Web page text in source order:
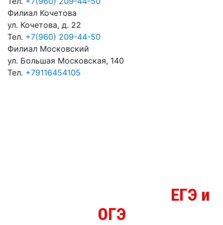
Филиал Кочетова
ул. Кочетова, д. 22
Тел. +7(960) 209-44-50
Филиал Московский
ул. Большая Московская, 140
Тел. +79116454105
ЕГЭ и
ОГЭ